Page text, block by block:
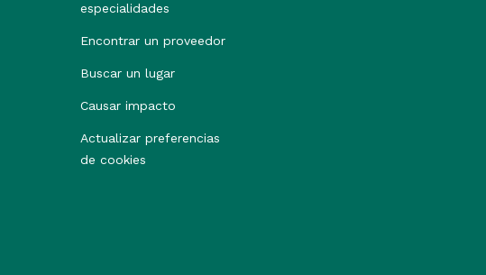
especialidades
Encontrar un proveedor
Buscar un lugar
Causar impacto
Actualizar preferencias
de cookies